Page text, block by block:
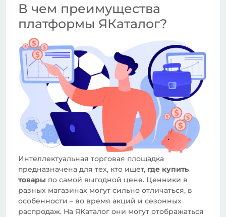
В чем преимущества
платформы ЯКаталог?
Интеллектуальная торговая площадка
предназначена для тех, кто ищет, где купить
товары по самой выгодной цене. Ценники в
разных магазинах могут сильно отличаться, в
особенности – во время акций и сезонных
распродаж. На ЯКаталог они могут отображаться